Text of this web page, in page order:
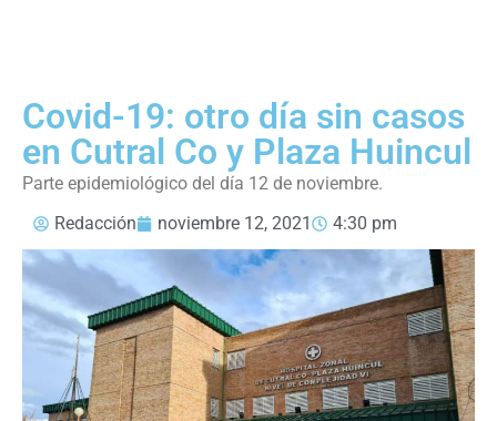
Covid-19: otro día sin casos
en Cutral Co y Plaza Huincul
Parte epidemiológico del día 12 de noviembre.
Redacción
noviembre 12, 2021 4:30 pm